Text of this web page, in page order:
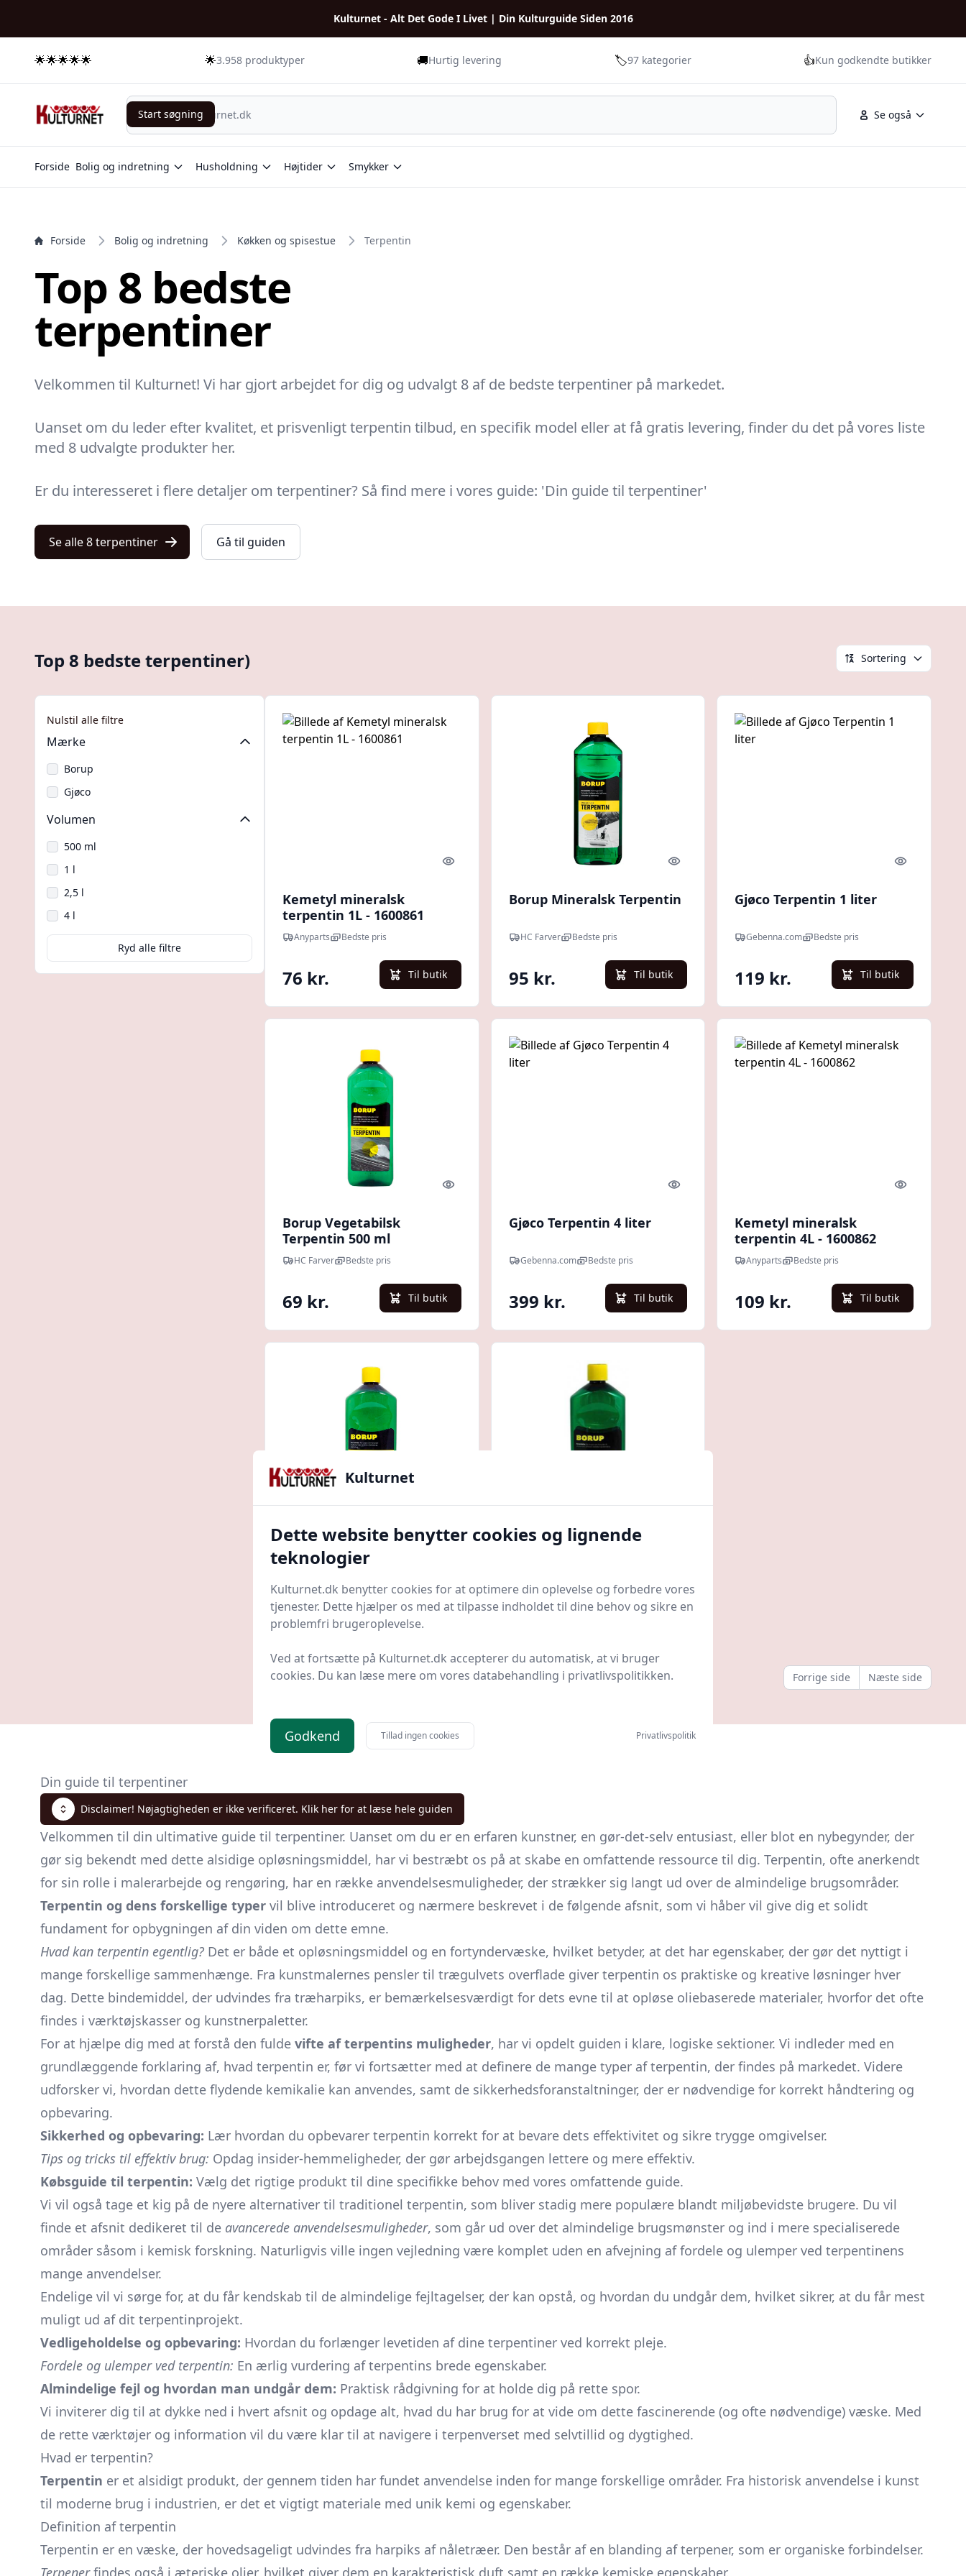
Kulturnet - Alt Det Gode I Livet | Din Kulturguide Siden 2016
🌟🌟🌟🌟🌟 🌟3.958 produktyper 🚚Hurtig levering 🏷️97 kategorier 👍Kun godkendte butikker
Se også
Start søgning
Start søgning
Forside Bolig og indretning Husholdning Højtider Smykker
Forside Bolig og indretning Køkken og spisestue Terpentin
Top 8 bedste
terpentiner
Velkommen til Kulturnet! Vi har gjort arbejdet for dig og udvalgt 8 af de bedste terpentiner på markedet.
Uanset om du leder efter kvalitet, et prisvenligt terpentin tilbud, en specifik model eller at få gratis levering, finder du det på vores liste
med 8 udvalgte produkter her.
Er du interesseret i flere detaljer om terpentiner? Så find mere i vores guide: 'Din guide til terpentiner'
Se alle 8 terpentiner Gå til guiden
Top 8 bedste terpentiner) Sortering
Nulstil alle filtre
Mærke
Borup
Gjøco
Volumen
500 ml
1 l
2,5 l
4 l
Ryd alle filtre
Quick look
Kemetyl mineralsk
terpentin 1L - 1600861
Anyparts Bedste pris
76 kr. Til butik
Quick look
Borup Mineralsk Terpentin
HC Farver Bedste pris
95 kr. Til butik
Quick look
Gjøco Terpentin 1 liter
Gebenna.com Bedste pris
119 kr. Til butik
Quick look
Borup Vegetabilsk
Terpentin 500 ml
HC Farver Bedste pris
69 kr. Til butik
Quick look
Gjøco Terpentin 4 liter
Gebenna.com Bedste pris
399 kr. Til butik
Quick look
Kemetyl mineralsk
terpentin 4L - 1600862
Anyparts Bedste pris
109 kr. Til butik
Quick look
Borup Lugtsvag Terpentin
500 ml
HC Farver Bedste pris
29 kr. Til butik
Quick look
Borup Terpentin Mineralsk
BNFarver.dk Bedste pris
Forrige side Næste side
Din guide til terpentiner
Disclaimer! Nøjagtigheden er ikke verificeret. Klik her for at læse hele guiden
Velkommen til din ultimative guide til terpentiner. Uanset om du er en erfaren kunstner, en gør-det-selv entusiast, eller blot en nybegynder, der
gør sig bekendt med dette alsidige opløsningsmiddel, har vi bestræbt os på at skabe en omfattende ressource til dig. Terpentin, ofte anerkendt
for sin rolle i malerarbejde og rengøring, har en række anvendelsesmuligheder, der strækker sig langt ud over de almindelige brugsområder.
Terpentin og dens forskellige typer vil blive introduceret og nærmere beskrevet i de følgende afsnit, som vi håber vil give dig et solidt
fundament for opbygningen af din viden om dette emne.
Hvad kan terpentin egentlig? Det er både et opløsningsmiddel og en fortyndervæske, hvilket betyder, at det har egenskaber, der gør det nyttigt i
mange forskellige sammenhænge. Fra kunstmalernes pensler til trægulvets overflade giver terpentin os praktiske og kreative løsninger hver
dag. Dette bindemiddel, der udvindes fra træharpiks, er bemærkelsesværdigt for dets evne til at opløse oliebaserede materialer, hvorfor det ofte
findes i værktøjskasser og kunstnerpaletter.
For at hjælpe dig med at forstå den fulde vifte af terpentins muligheder, har vi opdelt guiden i klare, logiske sektioner. Vi indleder med en
grundlæggende forklaring af, hvad terpentin er, før vi fortsætter med at definere de mange typer af terpentin, der findes på markedet. Videre
udforsker vi, hvordan dette flydende kemikalie kan anvendes, samt de sikkerhedsforanstaltninger, der er nødvendige for korrekt håndtering og
opbevaring.
Sikkerhed og opbevaring: Lær hvordan du opbevarer terpentin korrekt for at bevare dets effektivitet og sikre trygge omgivelser.
Tips og tricks til effektiv brug: Opdag insider-hemmeligheder, der gør arbejdsgangen lettere og mere effektiv.
Købsguide til terpentin: Vælg det rigtige produkt til dine specifikke behov med vores omfattende guide.
Vi vil også tage et kig på de nyere alternativer til traditionel terpentin, som bliver stadig mere populære blandt miljøbevidste brugere. Du vil
finde et afsnit dedikeret til de avancerede anvendelsesmuligheder, som går ud over det almindelige brugsmønster og ind i mere specialiserede
områder såsom i kemisk forskning. Naturligvis ville ingen vejledning være komplet uden en afvejning af fordele og ulemper ved terpentinens
mange anvendelser.
Endelige vil vi sørge for, at du får kendskab til de almindelige fejltagelser, der kan opstå, og hvordan du undgår dem, hvilket sikrer, at du får mest
muligt ud af dit terpentinprojekt.
Vedligeholdelse og opbevaring: Hvordan du forlænger levetiden af dine terpentiner ved korrekt pleje.
Fordele og ulemper ved terpentin: En ærlig vurdering af terpentins brede egenskaber.
Almindelige fejl og hvordan man undgår dem: Praktisk rådgivning for at holde dig på rette spor.
Vi inviterer dig til at dykke ned i hvert afsnit og opdage alt, hvad du har brug for at vide om dette fascinerende (og ofte nødvendige) væske. Med
de rette værktøjer og information vil du være klar til at navigere i terpenverset med selvtillid og dygtighed.
Hvad er terpentin?
Terpentin er et alsidigt produkt, der gennem tiden har fundet anvendelse inden for mange forskellige områder. Fra historisk anvendelse i kunst
til moderne brug i industrien, er det et vigtigt materiale med unik kemi og egenskaber.
Definition af terpentin
Terpentin er en væske, der hovedsageligt udvindes fra harpiks af nåletræer. Den består af en blanding af terpener, som er organiske forbindelser.
Terpenerfindes også i æteriske olier, hvilket giver dem en karakteristisk duft samt en række kemiske egenskaber.
Kulturnet
Dette website benytter cookies og lignende
teknologier
Kulturnet.dk benytter cookies for at optimere din oplevelse og forbedre vores
tjenester. Dette hjælper os med at tilpasse indholdet til dine behov og sikre en
problemfri brugeroplevelse.
Ved at fortsætte på Kulturnet.dk accepterer du automatisk, at vi bruger
cookies. Du kan læse mere om vores databehandling i privatlivspolitikken.
Godkend Tillad ingen cookies Privatlivspolitik